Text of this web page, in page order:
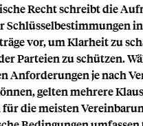
Recht schreibt die
Schlüsselbestimmungen in
vor, um Klarheit zu
Parteien zu schützen.
Anforderungen je nach
gelten mehrere
die meisten